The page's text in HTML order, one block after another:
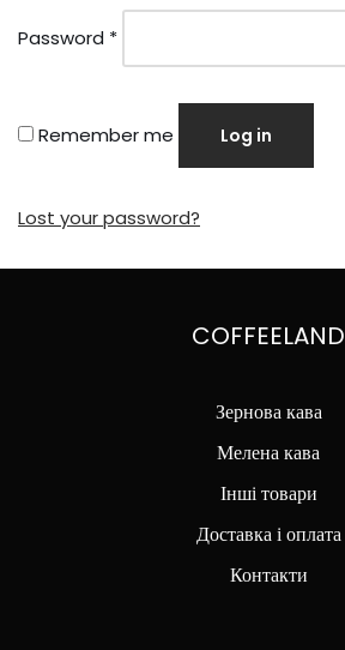
Password *
Remember me Log in
Lost your password?
COFFEELAND
Зернова кава
Мелена кава
Інші товари
Доставка і оплата
Контакти